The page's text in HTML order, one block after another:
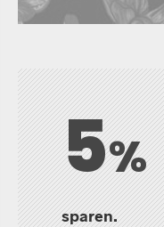
5%
sparen.